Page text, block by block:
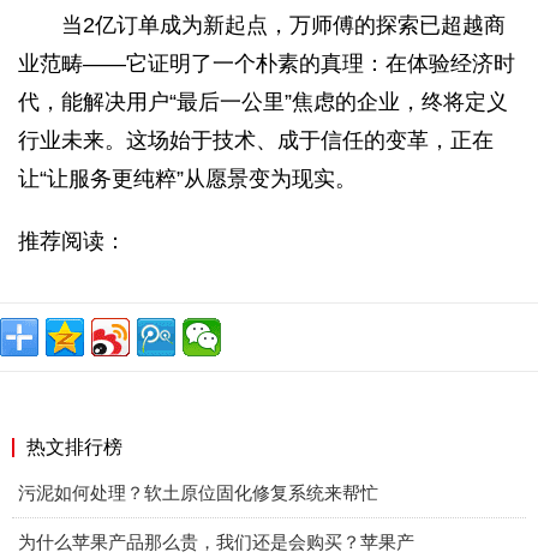
当2亿订单成为新起点，万师傅的探索已超越商
业范畴——它证明了一个朴素的真理：在体验经济时
代，能解决用户“最后一公里”焦虑的企业，终将定义
行业未来。这场始于技术、成于信任的变革，正在
让“让服务更纯粹”从愿景变为现实。
推荐阅读：
热文排行榜
污泥如何处理？软土原位固化修复系统来帮忙
为什么苹果产品那么贵，我们还是会购买？苹果产